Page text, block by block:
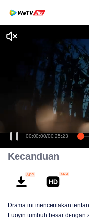
00:00:00/00:25:23
Kecanduan
Drama ini menceritakan
Luoyin tumbuh besar dengan